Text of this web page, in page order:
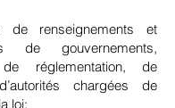
de renseignements et
de gouvernements,
de réglementation, de
chargées de
loi;